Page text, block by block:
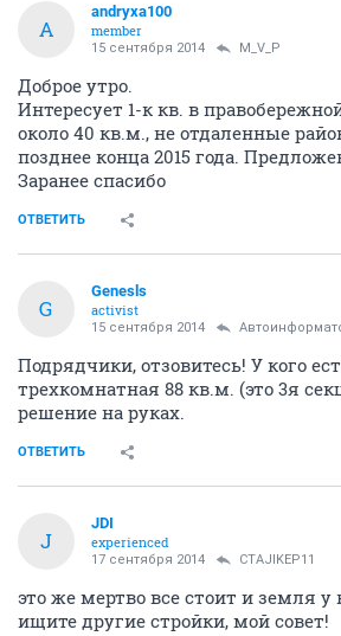
A
andryxa100
member
15 сентября 2014 M_V_P
Доброе утро.
Интересует 1-к кв. в
около 40 кв.м., не отдаленные
позднее конца 2015 года.
Заранее спасибо
ОТВЕТИТЬ
G
Genesls
activist
15 сентября 2014
Подрядчики, отзовитесь! У кого
трехкомнатная 88 кв.м. (это 3я
решение на руках.
ОТВЕТИТЬ
J
JDI
experienced
17 сентября 2014 CTAJIKEP11
это же мертво все стоит и земля
ищите другие стройки, мой совет!